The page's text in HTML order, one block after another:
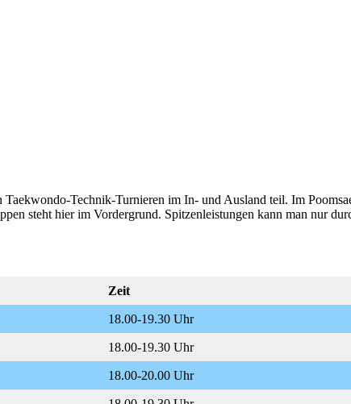
Technik-Turnieren im In- und Ausland teil. Im
steht hier im Vordergrund. Spitzenleistungen kann man nur
Zeit
18.00-19.30 Uhr
18.00-19.30 Uhr
18.00-20.00 Uhr